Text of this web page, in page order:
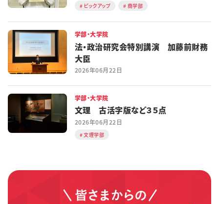
ピックアップ 商学部
学部・大学院
法・政治研究会特別講演 加藤前財務
大臣
2026年06月22日
学部・大学院
文理 古活字版など３５点
2026年06月22日
文理学部